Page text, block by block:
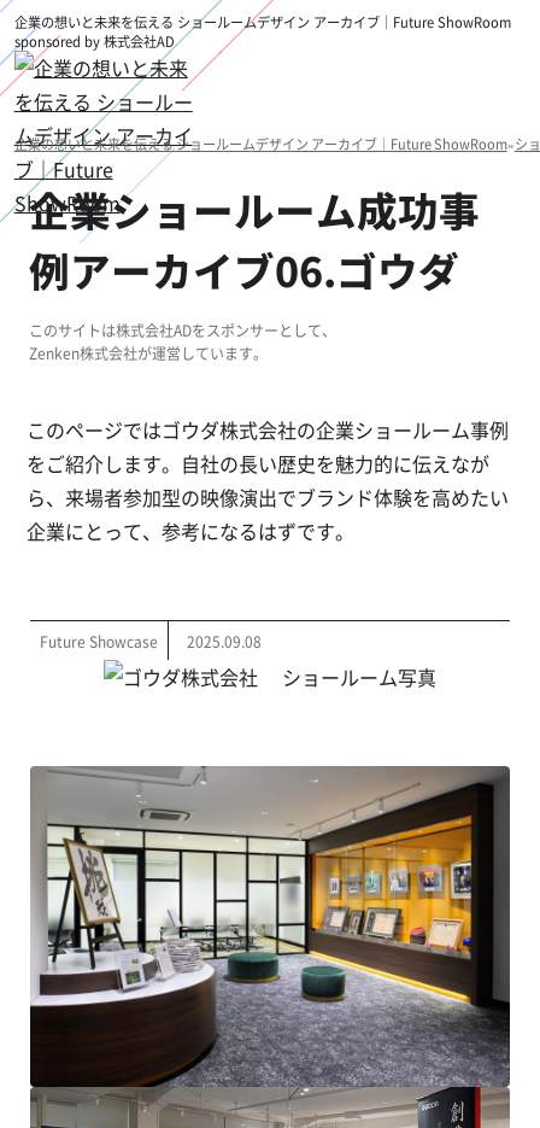
企業の想いと未来を伝える ショールームデザイン アーカイブ｜Future ShowRoom
sponsored by 株式会社AD
企業の想いと未来を伝える ショールームデザイン アーカイブ｜Future ShowRoom»シ
企業ショールーム成功事
例アーカイブ06.ゴウダ
このサイトは株式会社ADをスポンサーとして、
Zenken株式会社が運営しています。
このページではゴウダ株式会社の企業ショールーム事例
をご紹介します。自社の長い歴史を魅力的に伝えなが
ら、来場者参加型の映像演出でブランド体験を高めたい
企業にとって、参考になるはずです。
Future Showcase 2025.09.08